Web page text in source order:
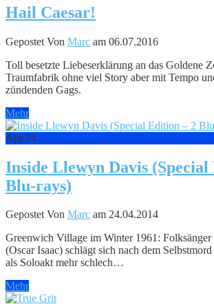
Hail Caesar!
Gepostet Von Marc am 06.07.2016
Toll besetzte Liebeserklärung an das Goldene
Traumfabrik ohne viel Story aber mit Tempo
zündenden Gags.
Mehr
Apr.24
Inside Llewyn Davis (Special
Blu-rays)
Gepostet Von Marc am 24.04.2014
Greenwich Village im Winter 1961:
(Oscar Isaac) schlägt sich nach dem
als Soloakt mehr schlech…
Mehr